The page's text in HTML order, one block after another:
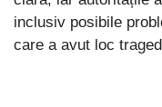
inclusiv posibile
care a avut loc